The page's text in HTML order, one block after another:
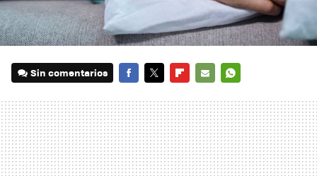
Sin comentarios
MAIL